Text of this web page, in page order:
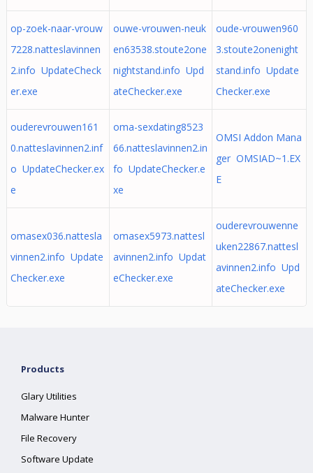
op-zoek-naar-vrouw
7228.natteslavinnen
2.info UpdateCheck
er.exe
ouwe-vrouwen-neuk
en63538.stoute2one
nightstand.info Upd
ateChecker.exe
oude-vrouwen960
3.stoute2onenight
stand.info Update
Checker.exe
ouderevrouwen161
0.natteslavinnen2.inf
o UpdateChecker.ex
e
oma-sexdating8523
66.natteslavinnen2.in
fo UpdateChecker.e
xe
OMSI Addon Mana
ger OMSIAD~1.EX
E
omasex036.nattesla
vinnen2.info Update
Checker.exe
omasex5973.nattesl
avinnen2.info Updat
eChecker.exe
ouderevrouwenne
uken22867.nattesl
avinnen2.info Upd
ateChecker.exe
Products
Glary Utilities
Malware Hunter
File Recovery
Software Update